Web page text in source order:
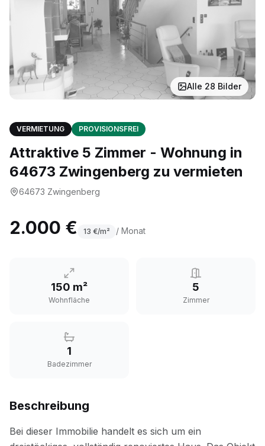
Alle 28 Bilder
VERMIETUNG PROVISIONSFREI
Attraktive 5 Zimmer - Wohnung in
64673 Zwingenberg zu vermieten
64673 Zwingenberg
2.000 € 13 €/m² / Monat
150 m²
Wohnfläche
5
Zimmer
1
Badezimmer
Beschreibung